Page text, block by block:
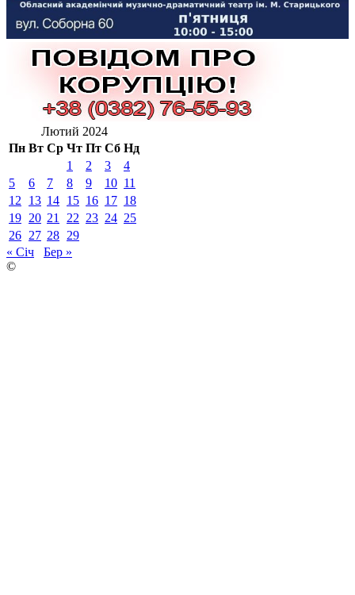
Лютий 2024
Пн Вт Ср Чт Пт Сб Нд
1
2 3
4
5
6 7 8 9 10 11
12
13 14 15 16 17 18
19 20 21 22 23 24 25
26 27 28 29
« Січ
Бер »
©